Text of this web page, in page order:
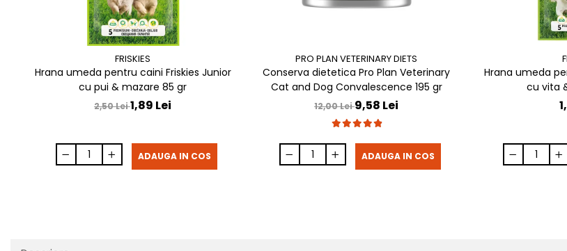
FRISKIES
Hrana umeda pentru caini Friskies Junior
cu pui & mazare 85 gr
2,50 Lei1,89 Lei
ADAUGA IN COS
PRO PLAN VETERINARY DIETS
Conserva dietetica Pro Plan Veterinary
Cat and Dog Convalescence 195 gr
12,00 Lei9,58 Lei
ADAUGA IN COS
Hrana umeda
cu vita